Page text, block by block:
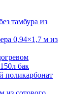
тамбура из
0,94×1,7 м из
бак
поликарбонат